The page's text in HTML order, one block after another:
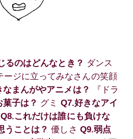
るのはどんなとき？ ダンス
ージに立ってみなさんの笑顔
なまんがやアニメは？
『ドラ
子は？ グミ Q7.好きなアイ
Q8.これだけは誰にも負けな
うことは？ 優しさ Q9.弱点